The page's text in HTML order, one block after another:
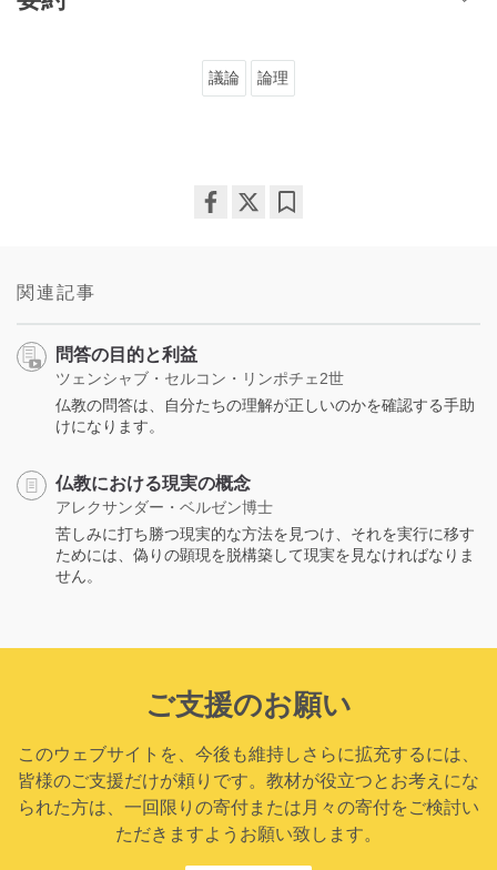
議論 論理
関連記事
問答の目的と利益
ツェンシャブ・セルコン・リンポチェ2世
仏教の問答は、自分たちの理解が正しいのかを確認する手助
けになります。
仏教における現実の概念
アレクサンダー・ベルゼン博士
苦しみに打ち勝つ現実的な方法を見つけ、それを実行に移す
ためには、偽りの顕現を脱構築して現実を見なければなりま
せん。
ご支援のお願い
このウェブサイトを、今後も維持しさらに拡充するには、
皆様のご支援だけが頼りです。教材が役立つとお考えにな
られた方は、一回限りの寄付または月々の寄付をご検討い
ただきますようお願い致します。